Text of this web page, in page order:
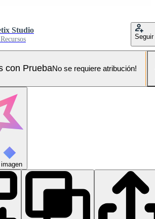
Studio
Seguir
con PruebaNo se requiere atribución!